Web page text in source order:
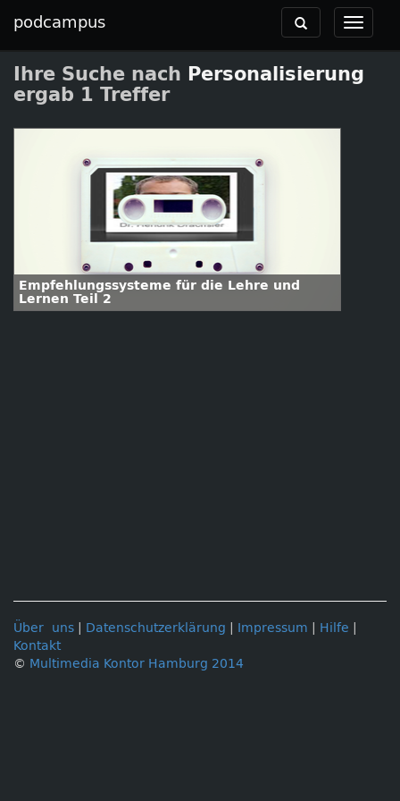
podcampus
Toggle
Toggle
navigation
Ihre Suche nach Personalisierung
ergab 1 Treffer
Empfehlungssysteme für die Lehre und
Lernen Teil 2
Über uns Datenschutzerklärung Impressum Hilfe
Kontakt
© Multimedia Kontor Hamburg 2014